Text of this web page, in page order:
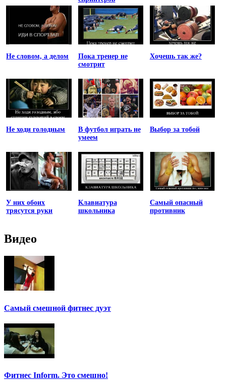
Не словом, а делом
Пока тренер не
смотрит
Хочешь так же?
Не ходи голодным
В футбол играть не
умеем
Выбор за тобой
У них обоих
трясутся руки
Клавиатура
школьника
Самый опасный
противник
Видео
Самый смешной фитнес дуэт
Фитнес Inform. Это смешно!